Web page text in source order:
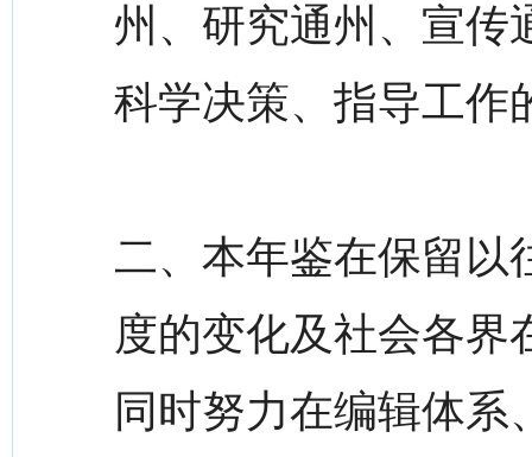
州、研究通州、宣传
科学决策、指导工作
二、本年鉴在保留以
度的变化及社会各界
同时努力在编辑体